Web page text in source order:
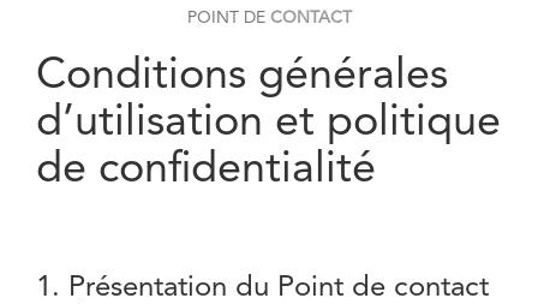
POINT DE CONTACT
Conditions générales
d’utilisation et politique
de confidentialité
1. Présentation du Point de contact